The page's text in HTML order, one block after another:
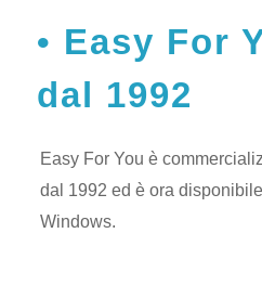
Easy For
dal 1992
Easy For You è
dal 1992 ed è ora
Windows.